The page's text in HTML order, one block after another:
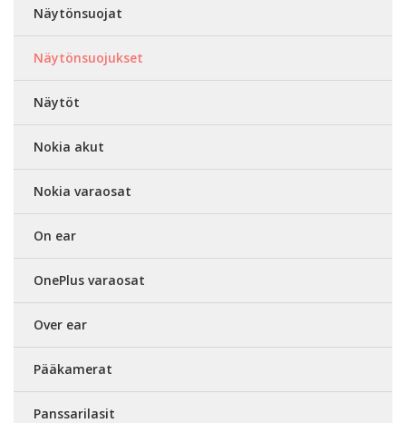
Näytönsuojat
Näytönsuojukset
Näytöt
Nokia akut
Nokia varaosat
On ear
OnePlus varaosat
Over ear
Pääkamerat
Panssarilasit